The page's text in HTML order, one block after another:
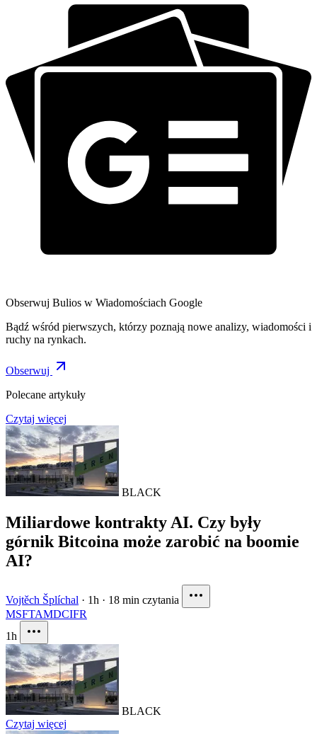
Obserwuj Bulios w Wiadomościach Google
Bądź wśród pierwszych, którzy poznają nowe analizy, wiadomości i
ruchy na rynkach.
Obserwuj
Polecane artykuły
Czytaj więcej
BLACK
Miliardowe kontrakty AI. Czy były
górnik Bitcoina może zarobić na boomie
AI?
Vojtěch Šplíchal · 1h · 18 min czytania
MSFTAMDCIFR
1h
BLACK
Czytaj więcej